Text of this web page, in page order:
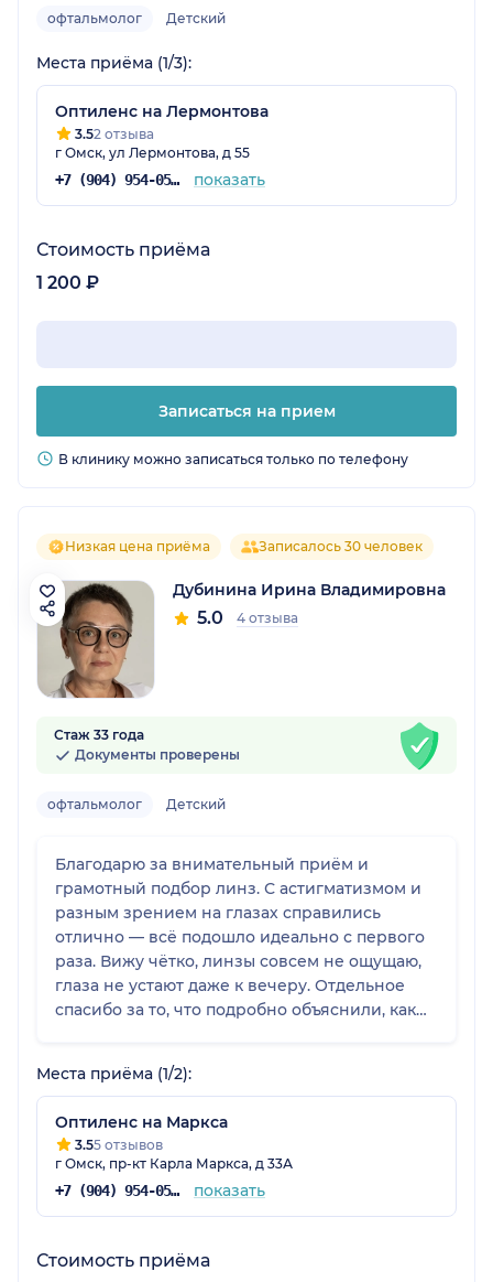
офтальмолог Детский
Места приёма (1/3):
Оптиленс на Лермонтова
3.52 отзыва
г Омск, ул Лермонтова, д 55
+7 (904) 954-05-69 показать
Стоимость приёма
1 200 ₽
Записаться на прием
В клинику можно записаться только по телефону
Низкая цена приёма Записалось 30 человек
Дубинина Ирина Владимировна
5.0 4 отзыва
Стаж 33 года
Документы проверены
офтальмолог Детский
Благодарю за внимательный приём и
грамотный подбор линз. С астигматизмом и
разным зрением на глазах справились
отлично — всё подошло идеально с первого
раза. Вижу чётко, линзы совсем не ощущаю,
глаза не устают даже к вечеру. Отдельное
спасибо за то, что подробно объяснили, как
довольна, спасибо!
Места приёма (1/2):
Оптиленс на Маркса
3.55 отзывов
г Омск, пр-кт Карла Маркса, д 33А
+7 (904) 954-05-69 показать
Стоимость приёма